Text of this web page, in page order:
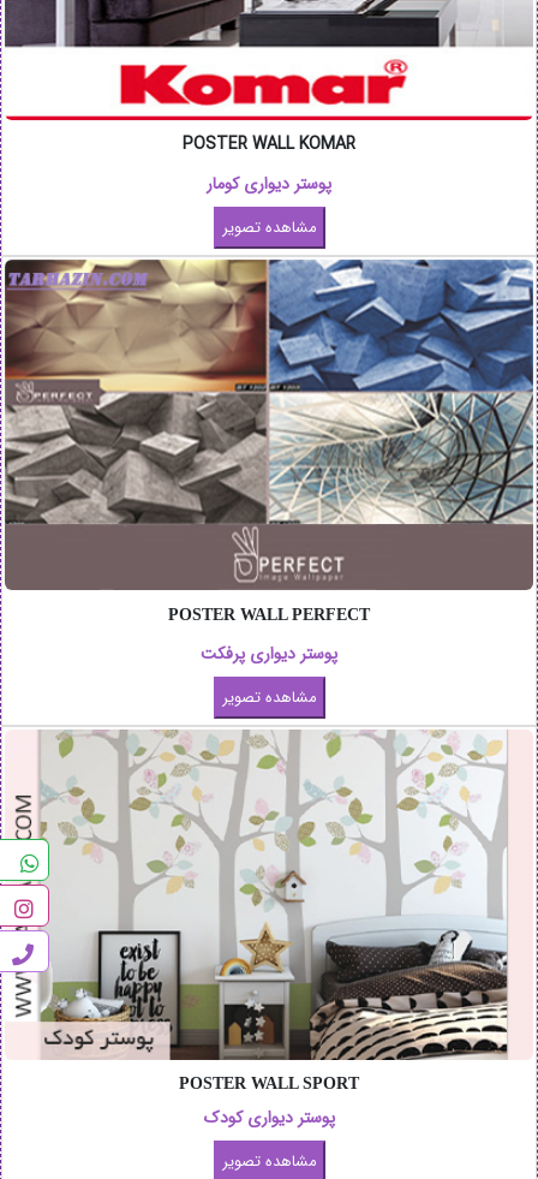
POSTER WALL KOMAR
پوستر دیواری کومار
POSTER WALL PERFECT
پوستر دیواری پرفکت
POSTER WALL SPORT
پوستر دیواری کودک